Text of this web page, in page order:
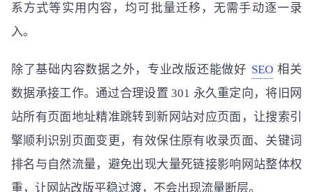
系方式等实用内容，均可批量迁移，无需手动逐一录
入。
除了基础内容数据之外，专业改版还能做好 SEO 相关
数据承接工作。通过合理设置 301 永久重定向，将旧网
站所有页面地址精准跳转到新网站对应页面，让搜索引
擎顺利识别页面变更，有效保住原有收录页面、关键词
排名与自然流量，避免出现大量死链接影响网站整体权
重，让网站改版平稳过渡，不会出现流量断层。